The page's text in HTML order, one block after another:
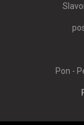
Pon -